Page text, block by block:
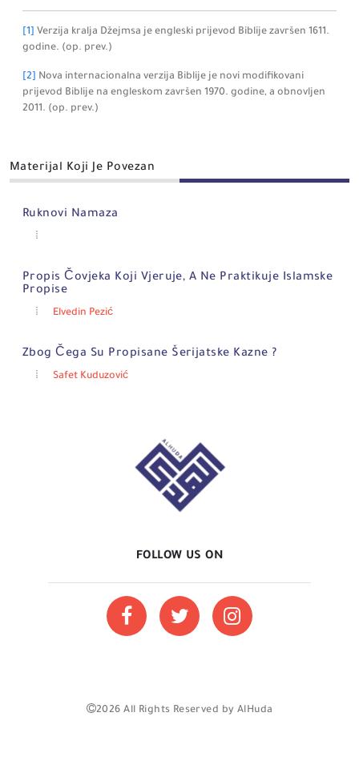
[1] Verzija kralja Džejmsa je engleski prijevod Biblije završen 1611.
godine. (op. prev.)
[2] Nova internacionalna verzija Biblije je novi modifikovani
prijevod Biblije na engleskom završen 1970. godine, a obnovljen
2011. (op. prev.)
Materijal Koji Je Povezan
Ruknovi Namaza
Propis Čovjeka Koji Vjeruje, A Ne Praktikuje Islamske
Propise
Elvedin Pezić
Zbog Čega Su Propisane Šerijatske Kazne ?
Safet Kuduzović
FOLLOW US ON
2026 All Rights Reserved by AlHuda